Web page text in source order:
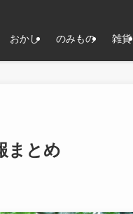
おかし のみもの 雑貨
まとめ